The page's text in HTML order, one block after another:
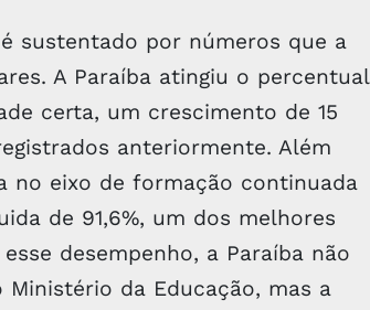
sustentado por números que a
A Paraíba atingiu o percentual
certa, um crescimento de 15
anteriormente. Além
no eixo de formação continuada
de 91,6%, um dos melhores
desempenho, a Paraíba não
da Educação, mas a